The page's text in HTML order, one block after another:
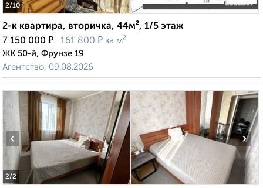
2/10
2-к квартира, вторичка, 44м², 1/5 этаж
7 150 000 ₽ 161 800 ₽ за м²
ЖК 50-й, Фрунзе 19
Агентство, 09.08.2026
2/2
‹ ›